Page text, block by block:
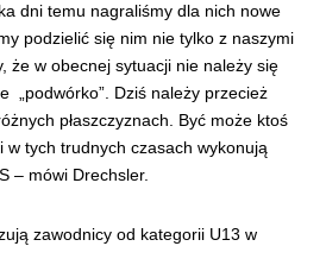
dni temu nagraliśmy dla nich nowe
podzielić się nim nie tylko z naszymi
że w obecnej sytuacji nie należy się
„podwórko”. Dziś należy przecież
płaszczyznach. Być może ktoś
w tych trudnych czasach wykonują
– mówi Drechsler.
zawodnicy od kategorii U13 w